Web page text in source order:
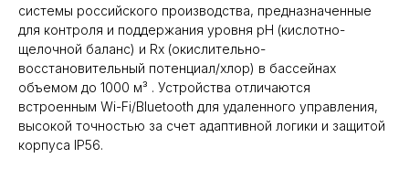
системы российского производства, предназначенные
для контроля и поддержания уровня pH (кислотно-
щелочной баланс) и Rx (окислительно-
восстановительный потенциал/хлор) в бассейнах
объемом до 1000 м³ . Устройства отличаются
встроенным Wi-Fi/Bluetooth для удаленного управления,
высокой точностью за счет адаптивной логики и защитой
корпуса IP56.